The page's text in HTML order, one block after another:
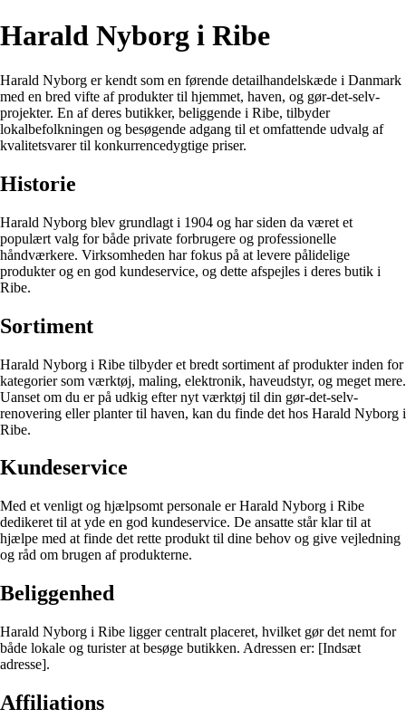
Harald Nyborg i Ribe
Harald Nyborg er kendt som en førende detailhandelskæde i Danmark
med en bred vifte af produkter til hjemmet, haven, og gør-det-selv-
projekter. En af deres butikker, beliggende i Ribe, tilbyder
lokalbefolkningen og besøgende adgang til et omfattende udvalg af
kvalitetsvarer til konkurrencedygtige priser.
Historie
Harald Nyborg blev grundlagt i 1904 og har siden da været et
populært valg for både private forbrugere og professionelle
håndværkere. Virksomheden har fokus på at levere pålidelige
produkter og en god kundeservice, og dette afspejles i deres butik i
Ribe.
Sortiment
Harald Nyborg i Ribe tilbyder et bredt sortiment af produkter inden for
kategorier som værktøj, maling, elektronik, haveudstyr, og meget mere.
Uanset om du er på udkig efter nyt værktøj til din gør-det-selv-
renovering eller planter til haven, kan du finde det hos Harald Nyborg i
Ribe.
Kundeservice
Med et venligt og hjælpsomt personale er Harald Nyborg i Ribe
dedikeret til at yde en god kundeservice. De ansatte står klar til at
hjælpe med at finde det rette produkt til dine behov og give vejledning
og råd om brugen af produkterne.
Beliggenhed
Harald Nyborg i Ribe ligger centralt placeret, hvilket gør det nemt for
både lokale og turister at besøge butikken. Adressen er: [Indsæt
adresse].
Affiliations